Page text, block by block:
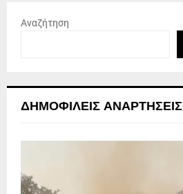
Αναζήτηση
ΔΗΜΟΦΙΛΕΊΣ ΑΝΑΡΤΉΣΕΙΣ